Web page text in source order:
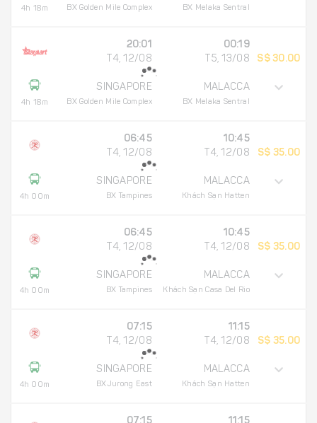
4h 18m BX Golden Mile Complex BX Melaka Sentral
4h 18m
20:01
T4, 12/08
SINGAPORE
BX Golden Mile Complex
00:19
T5, 13/08
MALACCA
BX Melaka Sentral
S$ 30.00
4h 00m
06:45
T4, 12/08
SINGAPORE
BX Tampines
10:45
T4, 12/08
MALACCA
Khách Sạn Hatten
S$ 35.00
4h 00m
06:45
T4, 12/08
SINGAPORE
BX Tampines
10:45
T4, 12/08
MALACCA
Khách Sạn Casa Del Rio
S$ 35.00
4h 00m
07:15
T4, 12/08
SINGAPORE
BXJurong East
11:15
T4, 12/08
MALACCA
Khách Sạn Hatten
S$ 35.00